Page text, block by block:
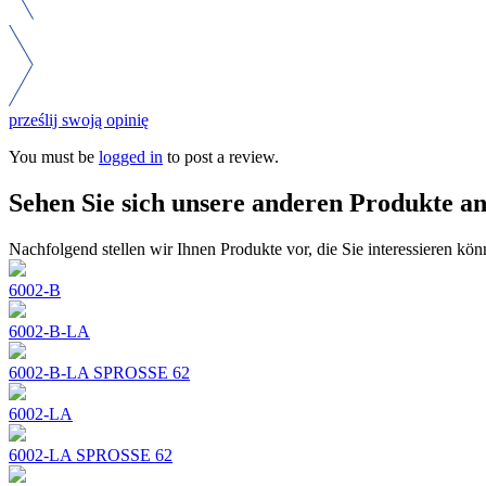
prześlij swoją opinię
You must be logged in to post a review.
Sehen Sie sich unsere anderen Produkte an
Nachfolgend stellen wir Ihnen Produkte vor, die Sie interessieren
6002-B
6002-B-LA
6002-B-LA SPROSSE 62
6002-LA
6002-LA SPROSSE 62